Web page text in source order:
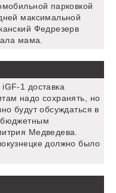
парковкой
максимальной
Федрезерв
мама.
1 доставка
надо сохранять, но
будут обсуждаться в
бюджетным
Медведева.
должно было